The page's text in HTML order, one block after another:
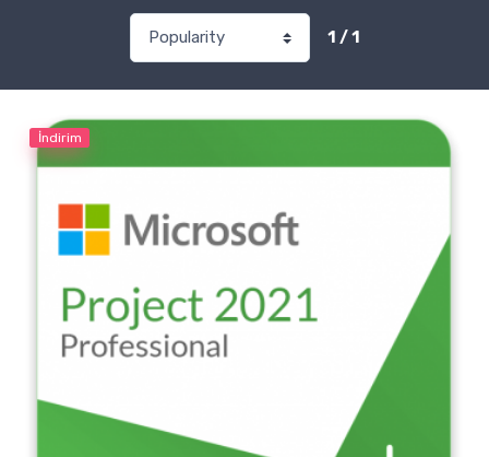
1 / 1
İndirim